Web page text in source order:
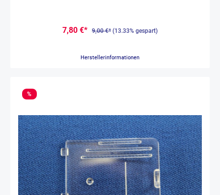
7,80 €* 9,00 €* (13.33% gespart)
Herstellerinformationen
%